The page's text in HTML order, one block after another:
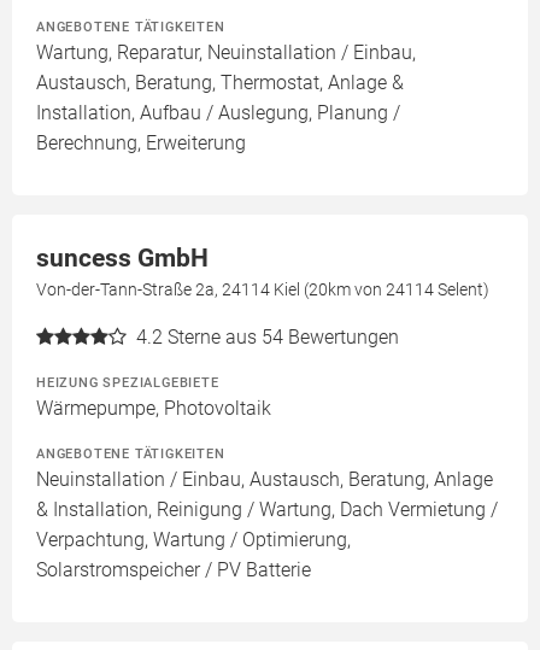
ANGEBOTENE TÄTIGKEITEN
Wartung, Reparatur, Neuinstallation / Einbau,
Austausch, Beratung, Thermostat, Anlage &
Installation, Aufbau / Auslegung, Planung /
Berechnung, Erweiterung
suncess GmbH
Von-der-Tann-Straße 2a, 24114 Kiel (20km von 24114 Selent)
4.2 Sterne aus 54 Bewertungen
HEIZUNG SPEZIALGEBIETE
Wärmepumpe, Photovoltaik
ANGEBOTENE TÄTIGKEITEN
Neuinstallation / Einbau, Austausch, Beratung, Anlage
& Installation, Reinigung / Wartung, Dach Vermietung /
Verpachtung, Wartung / Optimierung,
Solarstromspeicher / PV Batterie